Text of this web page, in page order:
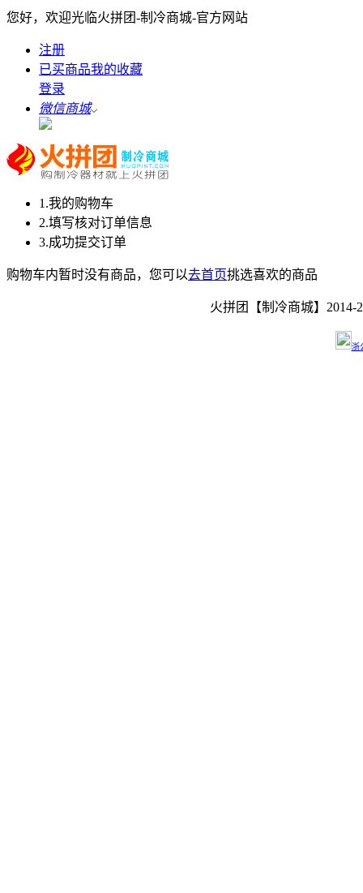
您好，欢迎光临火拼团-制冷商城-官方网站
注册
已买商品我的收藏
登录
微信商城
1.我的购物车
2.填写核对订单信息
3.成功提交订单
购物车内暂时没有商品，您可以去首页挑选喜欢的商品
火拼团【制冷商城】2014-
浙